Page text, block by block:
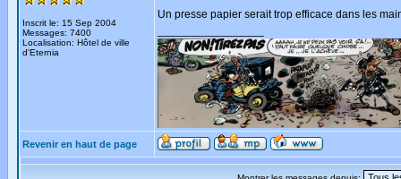
Inscrit le: 15 Sep 2004
Messages: 7400
Localisation: Hôtel de ville
d'Eternia
Un presse papier serait trop efficace dans les
Revenir en haut de page